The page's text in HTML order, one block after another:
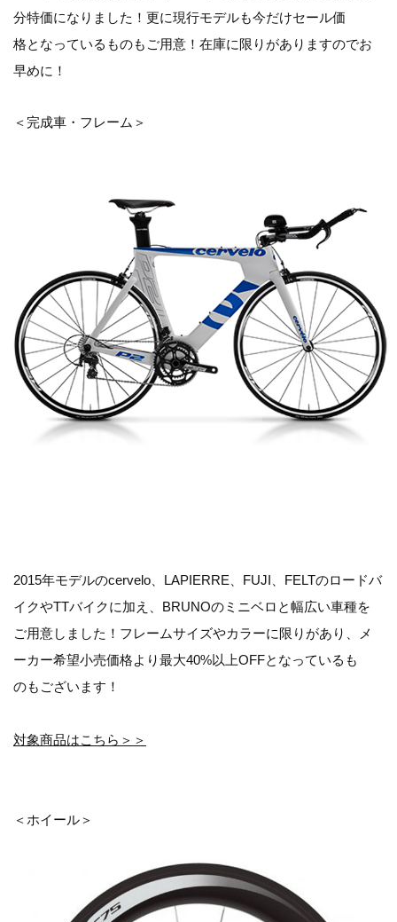
分特価になりました！更に現行モデルも今だけセール価
格となっているものもご用意！在庫に限りがありますのでお
早めに！
＜完成車・フレーム＞
2015年モデルのcervelo、LAPIERRE、FUJI、FELTのロードバ
イクやTTバイクに加え、BRUNOのミニベロと幅広い車種を
ご用意しました！フレームサイズやカラーに限りがあり、メ
ーカー希望小売価格より最大40%以上OFFとなっているも
のもございます！
対象商品はこちら＞＞
＜ホイール＞